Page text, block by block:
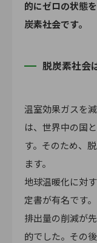
的にゼロの状態
炭素社会です。
脱炭素社会
温室効果ガスを
は、世界中の国
す。そのため、
ます。
地球温暖化に対
定書が有名です
排出量の削減が
的でした。その